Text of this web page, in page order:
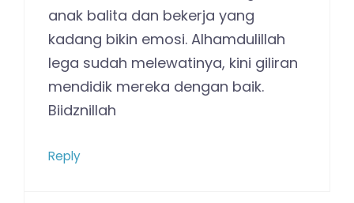
anak balita dan bekerja yang
kadang bikin emosi. Alhamdulillah
lega sudah melewatinya, kini giliran
mendidik mereka dengan baik.
Biidznillah
Reply